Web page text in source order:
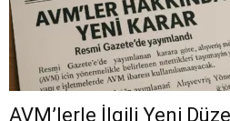
AVM’lerle İlgili Yeni